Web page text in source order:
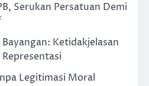
Serukan Persatuan Demi
Ketidakjelasan
Legitimasi Moral